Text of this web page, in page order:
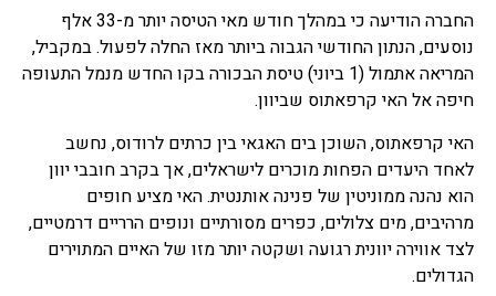
החברה הודיעה כי במהלך חודש מאי הטיסה יותר מ-33 אלף
נוסעים, הנתון החודשי הגבוה ביותר מאז החלה לפעול. במקביל,
המריאה אתמול (1 ביוני) טיסת הבכורה בקו החדש מנמל התעופה
חיפה אל האי קרפאתוס שביוון.
האי קרפאתוס, השוכן בים האגאי בין כרתים לרודוס, נחשב
לאחד היעדים הפחות מוכרים לישראלים, אך בקרב חובבי יוון
הוא נהנה ממוניטין של פנינה אותנטית. האי מציע חופים
מרהיבים, מים צלולים, כפרים מסורתיים ונופים הרריים דרמטיים,
לצד אווירה יוונית רגועה ושקטה יותר מזו של האיים המתוירים
הגדולים.